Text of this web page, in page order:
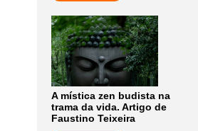
A mística zen budista na
trama da vida. Artigo de
Faustino Teixeira